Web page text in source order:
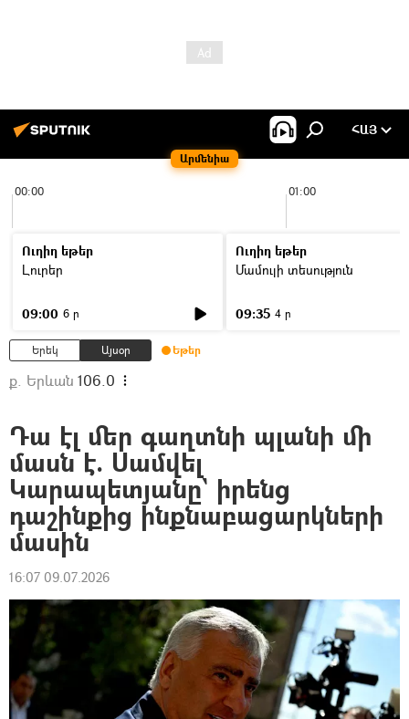
Արմենիա
ՀԱՅ
00:00 01:00
Ուղիղ եթեր
Լուրեր
09:00 6 ր
Ուղիղ եթեր
Մամուլի տեսություն
09:35 4 ր
Երեկ Այսօր Եթեր
ք. Երևան 106.0
Դա էլ մեր գաղտնի պլանի մի
մասն է. Սամվել
Կարապետյանը` իրենց
դաշինքից ինքնաբացարկների
մասին
16:07 09.07.2026